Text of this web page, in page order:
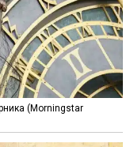
(Morningstar